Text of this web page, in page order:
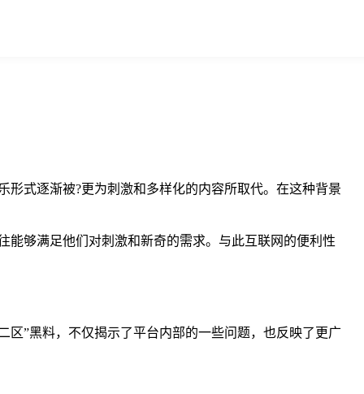
式逐渐被?更为刺激和多样化的内容所取代。在这种背景
能够满足他们对刺激和新奇的需求。与此互联网的便利性
”黑料，不仅揭示了平台内部的一些问题，也反映了更广